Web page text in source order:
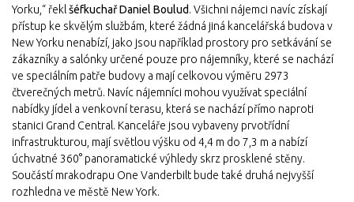
Yorku,“ řeklšéfkuchař Daniel Boulud. Všichni nájemci navíc získají
přístup ke skvělým službám, které žádná jiná kancelářská budova v
New Yorku nenabízí, jako jsou například prostory pro setkávání se
zákazníky a salónky určené pouze pro nájemníky, které se nachází
ve speciálním patře budovy a mají celkovou výměru 2973
čtverečných metrů. Navíc nájemníci mohou využívat speciální
nabídky jídel a venkovní terasu, která se nachází přímo naproti
stanici Grand Central. Kanceláře jsou vybaveny prvotřídní
infrastrukturou, mají světlou výšku od 4,4 m do 7,3 m a nabízí
úchvatné 360° panoramatické výhledy skrz prosklené stěny.
Součástí mrakodrapu One Vanderbilt bude také druhá nejvyšší
rozhledna ve městě New York.